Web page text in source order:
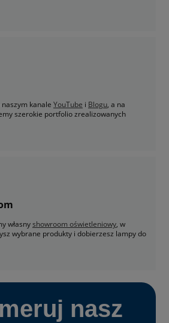
kanale YouTube i Blogu, a na
szerokie portfolio zrealizowanych
własnyshowroom oświetleniowy, w
wybrane produkty i dobierzesz lampy do
nasz